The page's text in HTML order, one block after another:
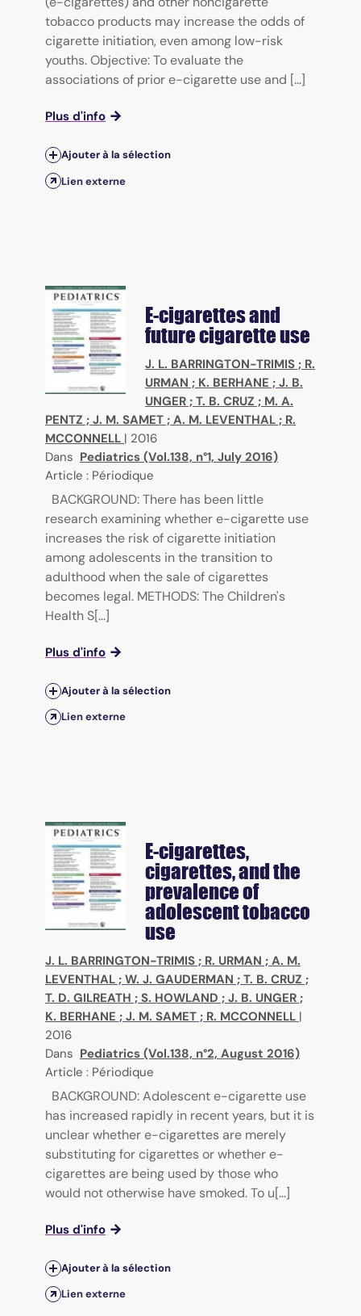
tobacco products may increase the odds of
cigarette initiation, even among low-risk
youths. Objective: To evaluate the
associations of prior e-cigarette use and [...]
Plus d'info
Ajouter à la sélection
Lien externe
E-cigarettes and
future cigarette use
J. L. BARRINGTON-TRIMIS ; R.
URMAN ; K. BERHANE ; J. B.
UNGER ; T. B. CRUZ ; M. A.
PENTZ ; J. M. SAMET ; A. M. LEVENTHAL ; R.
MCCONNELL | 2016
Dans Pediatrics (Vol.138, n°1, July 2016)
Article : Périodique
BACKGROUND: There has been little
research examining whether e-cigarette use
increases the risk of cigarette initiation
among adolescents in the transition to
adulthood when the sale of cigarettes
becomes legal. METHODS: The Children's
Health S[...]
Plus d'info
Ajouter à la sélection
Lien externe
E-cigarettes,
cigarettes, and the
prevalence of
adolescent tobacco
use
J. L. BARRINGTON-TRIMIS ; R. URMAN ; A. M.
LEVENTHAL ; W. J. GAUDERMAN ; T. B. CRUZ ;
T. D. GILREATH ; S. HOWLAND ; J. B. UNGER ;
K. BERHANE ; J. M. SAMET ; R. MCCONNELL |
2016
Dans Pediatrics (Vol.138, n°2, August 2016)
Article : Périodique
BACKGROUND: Adolescent e-cigarette use
has increased rapidly in recent years, but it is
unclear whether e-cigarettes are merely
substituting for cigarettes or whether e-
cigarettes are being used by those who
would not otherwise have smoked. To u[...]
Plus d'info
Ajouter à la sélection
Lien externe